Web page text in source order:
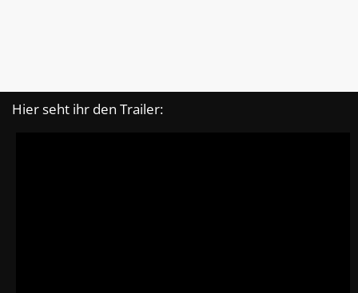
Hier seht ihr den Trailer: